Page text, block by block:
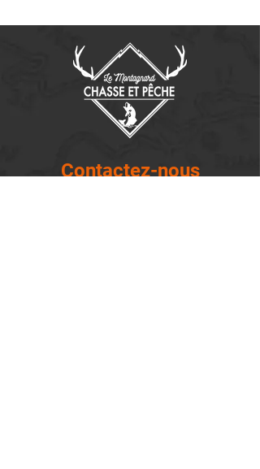
Contactez-nous